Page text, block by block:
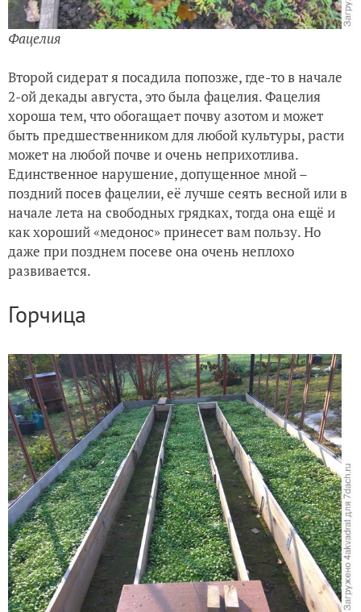
Фацелия
Второй сидерат я посадила попозже, где-то в начале
2-ой декады августа, это была фацелия. Фацелия
хороша тем, что обогащает почву азотом и может
быть предшественником для любой культуры, расти
может на любой почве и очень неприхотлива.
Единственное нарушение, допущенное мной –
поздний посев фацелии, её лучше сеять весной или в
начале лета на свободных грядках, тогда она ещё и
как хороший «медонос» принесет вам пользу. Но
даже при позднем посеве она очень неплохо
развивается.
Горчица